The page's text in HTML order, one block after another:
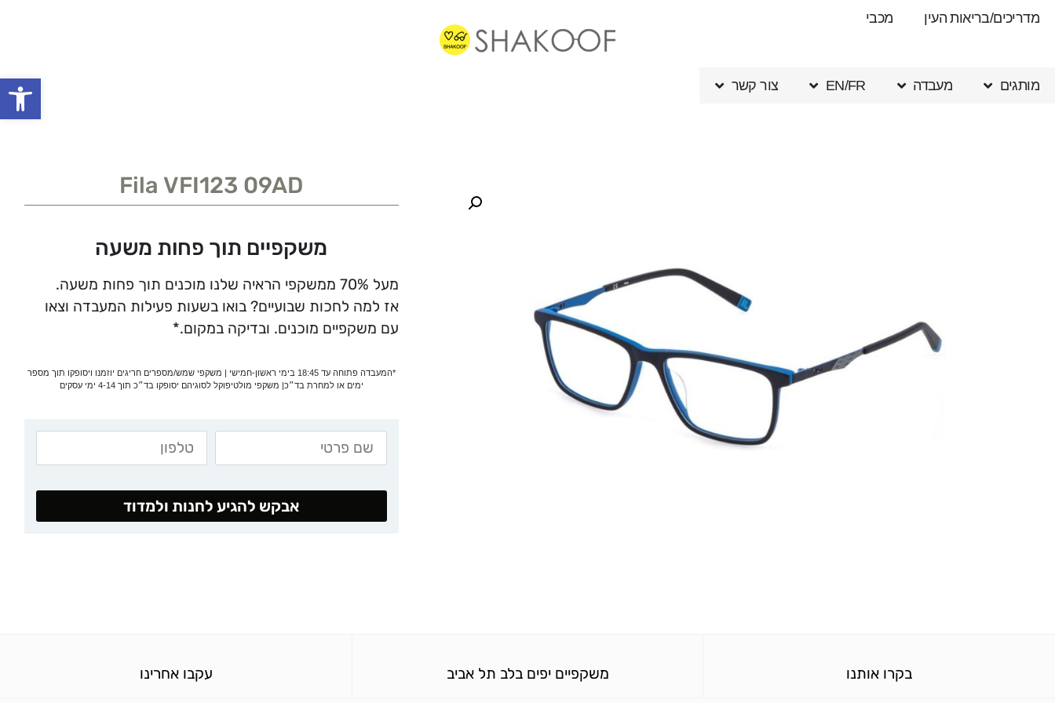
פתח
מדריכים/בריאות העין מכבי
מותגים מעבדה EN/FR צור קשר
Fila VFI123 09AD
משקפיים תוך פחות משעה
מעל 70% ממשקפי הראיה שלנו מוכנים תוך פחות משעה.
אז למה לחכות שבועיים? בואו בשעות פעילות המעבדה וצאו
עם משקפיים מוכנים. ובדיקה במקום.*
*המעבדה פתוחה עד 18:45 בימי ראשון-חמישי | משקפי שמש/מספרים חריגים יוזמנו ויסופקו תוך מספר
ימים או למחרת בד״כ| משקפי מולטיפוקל לסוגיהם יסופקו בד״כ תוך 4-14 ימי עסקים
אבקש להגיע לחנות ולמדוד
בקרו אותנו משקפיים יפים בלב תל אביב עקבו אחרינו